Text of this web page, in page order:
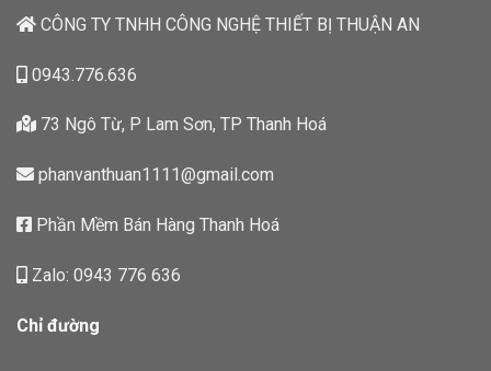
CÔNG TY TNHH CÔNG NGHỆ THIẾT BỊ THUẬN AN
0943.776.636
73 Ngô Từ, P Lam Sơn, TP Thanh Hoá
phanvanthuan1111@gmail.com
Phần Mềm Bán Hàng Thanh Hoá
Zalo: 0943 776 636
Chỉ đường